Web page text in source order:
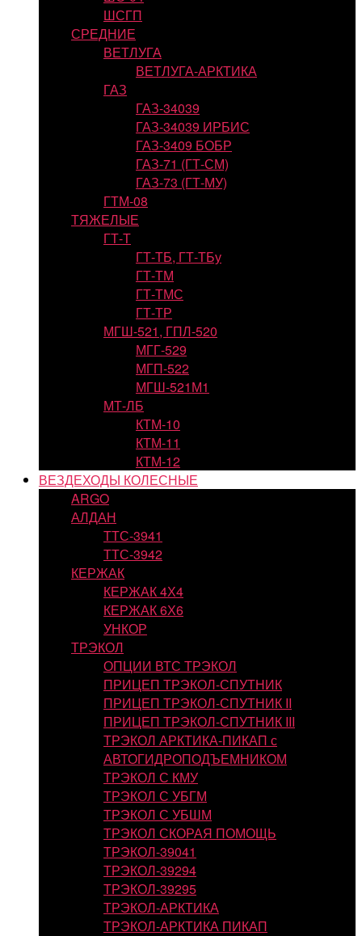
ШСГП
СРЕДНИЕ
ВЕТЛУГА
ВЕТЛУГА-АРКТИКА
ГАЗ
ГАЗ-34039
ГАЗ-34039 ИРБИС
ГАЗ-3409 БОБР
ГАЗ-71 (ГТ-СМ)
ГАЗ-73 (ГТ-МУ)
ГТМ-08
ТЯЖЕЛЫЕ
ГТ-Т
ГТ-ТБ, ГТ-ТБу
ГТ-ТМ
ГТ-ТМС
ГТ-ТР
МГШ-521, ГПЛ-520
МГГ-529
МГП-522
МГШ-521М1
МТ-ЛБ
КТМ-10
КТМ-11
КТМ-12
ВЕЗДЕХОДЫ КОЛЕСНЫЕ
ARGO
АЛДАН
ТТС-3941
ТТС-3942
КЕРЖАК
КЕРЖАК 4Х4
КЕРЖАК 6Х6
УНКОР
ТРЭКОЛ
ОПЦИИ ВТС ТРЭКОЛ
ПРИЦЕП ТРЭКОЛ-СПУТНИК
ПРИЦЕП ТРЭКОЛ-СПУТНИК II
ПРИЦЕП ТРЭКОЛ-СПУТНИК III
ТРЭКОЛ АРКТИКА-ПИКАП с
АВТОГИДРОПОДЪЕМНИКОМ
ТРЭКОЛ С КМУ
ТРЭКОЛ С УБГМ
ТРЭКОЛ С УБШМ
ТРЭКОЛ СКОРАЯ ПОМОЩЬ
ТРЭКОЛ-39041
ТРЭКОЛ-39294
ТРЭКОЛ-39295
ТРЭКОЛ-АРКТИКА
ТРЭКОЛ-АРКТИКА ПИКАП